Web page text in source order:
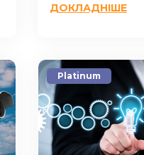
ДОКЛАДНІШЕ
Platinum